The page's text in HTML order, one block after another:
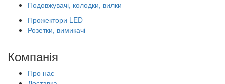
Подовжувачі, колодки, вилки
Прожектори LED
Розетки, вимикачі
Компанія
Про нас